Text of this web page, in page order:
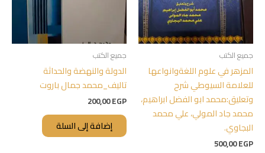
جميع الكتب
المزهر في علوم اللغةوانواعها
للعلامة السيوطي شرح
وتعليق:محمد ابو الفضل ابراهيم،
محمد جاد المولي، علي محمد
البجاوي.
500,00EGP
جميع الكتب
الدولة والنهضة والحداثة
تاليف_محمد جمال باروت
200,00EGP
إضافة إلى السلة